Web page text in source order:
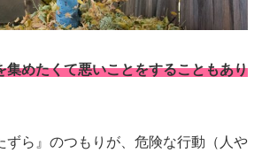
集めたくて悪いことをすることもあり
ずら』のつもりが、危険な行動（人や